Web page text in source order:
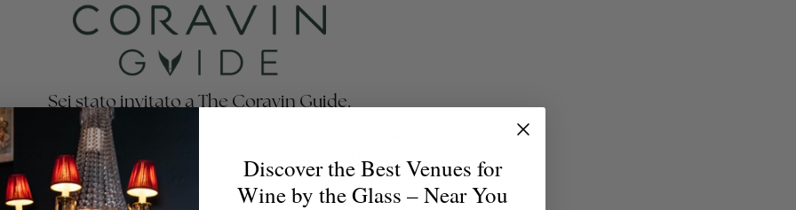
Sei stato invitato a The Coravin Guide.
Guide mette in risalto i programmi di vino al bicchiere di
bar, hotel e club privati che celebrano la varietà e la scoperta
affinché gli amanti del vino possano trovare il calice perfetto
per ogni occasione.
Discover the Best Venues for
Wine by the Glass – Near You